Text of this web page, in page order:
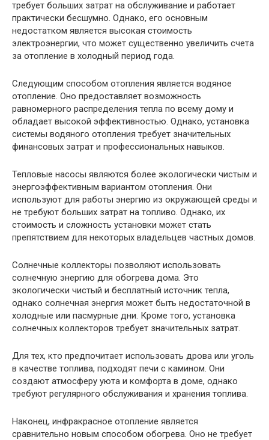
требует больших затрат на обслуживание и работает
практически бесшумно. Однако, его основным
недостатком является высокая стоимость
электроэнергии, что может существенно увеличить счета
за отопление в холодный период года.
Следующим способом отопления является водяное
отопление. Оно предоставляет возможность
равномерного распределения тепла по всему дому и
обладает высокой эффективностью. Однако, установка
системы водяного отопления требует значительных
финансовых затрат и профессиональных навыков.
Тепловые насосы являются более экологически чистым и
энергоэффективным вариантом отопления. Они
используют для работы энергию из окружающей среды и
не требуют больших затрат на топливо. Однако, их
стоимость и сложность установки может стать
препятствием для некоторых владельцев частных домов.
Солнечные коллекторы позволяют использовать
солнечную энергию для обогрева дома. Это
экологически чистый и бесплатный источник тепла,
однако солнечная энергия может быть недостаточной в
холодные или пасмурные дни. Кроме того, установка
солнечных коллекторов требует значительных затрат.
Для тех, кто предпочитает использовать дрова или уголь
в качестве топлива, подходят печи с камином. Они
создают атмосферу уюта и комфорта в доме, однако
требуют регулярного обслуживания и хранения топлива.
Наконец, инфракрасное отопление является
сравнительно новым способом обогрева. Оно не требует